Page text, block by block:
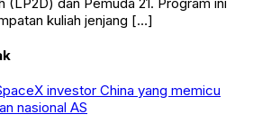
kuliah jenjang […]